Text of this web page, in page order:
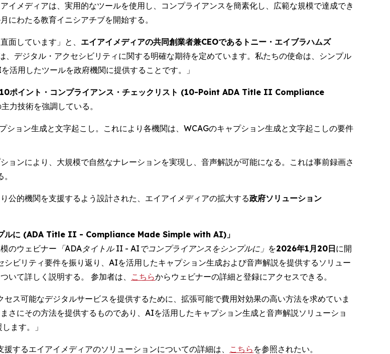
イメディアは、実用的なツールを使用し、コンプライアンスを簡素化し、広範な規模で達成でき
にわたる教育イニシアチブを開始する。
面しています」と、 エイアイメディアの共同創業者兼CEOであるトニー・エイブラハムズ
デジタル・アクセシビリティに関する明確な期待を定めています。私たちの使命は、シンプル
活用したツールを政府機関に提供することです。」
ポイント・コンプライアンス・チェックリスト (10-Point ADA Title II Compliance
力技術を強調している。
ション生成と文字起こし。これにより各機関は、WCAGのキャプション生成と文字起こしの要件
ョンにより、大規模で自然なナレーションを実現し、音声解説が可能になる。これは事前録画さ
公的機関を支援するよう設計された、エイアイメディアの拡大する政府ソリューション
プルに (ADA Title II - Compliance Made Simple with AI)」
のウェビナー 「ADAタイトル II - AIでコンプライアンスをシンプルに」 を2026年1月20日に開
ビリティ要件を振り返り、AIを活用したキャプション生成および音声解説を提供するソリュー
いて詳しく説明する。 参加者は、
こちらからウェビナーの詳細と登録にアクセスできる。
ス可能なデジタルサービスを提供するために、拡張可能で費用対効果の高い方法を求めていま
にその方法を提供するものであり、AIを活用したキャプション生成と音声解説ソリューショ
ます。」
するエイアイメディアのソリューションについての詳細は、 こちら を参照されたい。